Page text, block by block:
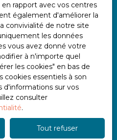
11
rapport avec vos centres
également d'améliorer la
convivialité de notre site
les données
vous avez donné votre
à n'importe quel
les cookies″ en bas de
cookies essentiels à son
sur vos
consulter
.
Tout refuser